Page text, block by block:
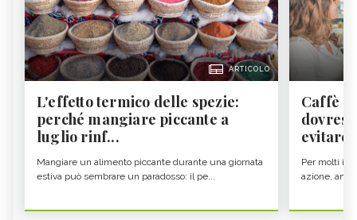
ARTICOLO
L'effetto termico delle spezie:
perché mangiare piccante a
luglio rinf...
Mangiare un alimento piccante durante una giornata
estiva può sembrare un paradosso: il pe...
Caffè
evitare
Per molti il
azione,